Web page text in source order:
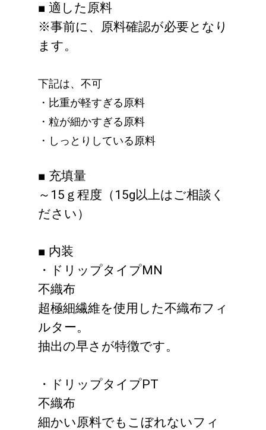
■ 適した原料
※事前に、原料確認が必要となり
ます。
下記は、不可
・比重が軽すぎる原料
・粒が細かすぎる原料
・しっとりしている原料
■ 充填量
～15ｇ程度（15g以上はご相談く
ださい）
■ 内装
・ドリップタイプMN
不織布
超極細繊維を使用した不織布フィ
ルター。
抽出の早さが特徴です。
・ドリップタイプPT
不織布
細かい原料でもこぼれないフィ